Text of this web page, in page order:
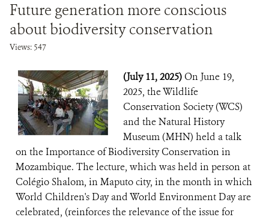
Future generation more conscious
about biodiversity conservation
Views: 547
(July 11, 2025) On June 19,
2025, the Wildlife
Conservation Society (WCS)
and the Natural History
Museum (MHN) held a talk
on the Importance of Biodiversity Conservation in
Mozambique. The lecture, which was held in person at
Colégio Shalom, in Maputo city, in the month in which
World Children's Day and World Environment Day are
celebrated, (reinforces the relevance of the issue for